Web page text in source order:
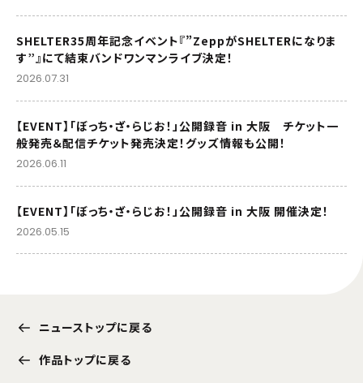
SHELTER35周年記念イベント『”ZeppがSHELTERになりま
す”』にて結束バンドワンマンライブ決定！
2026.07.31
【EVENT】「ぼっち・ざ・らじお！」公開録音 in 大阪 チケット一
般発売＆配信チケット発売決定！グッズ情報も公開！
2026.06.11
【EVENT】「ぼっち・ざ・らじお！」公開録音 in 大阪 開催決定！
2026.05.15
ニューストップに戻る
作品トップに戻る